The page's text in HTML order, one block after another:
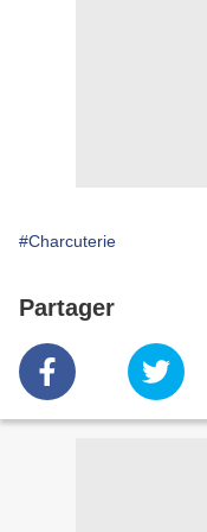
#Charcuterie
Partager